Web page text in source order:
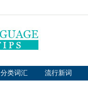
分类词汇 流行新词